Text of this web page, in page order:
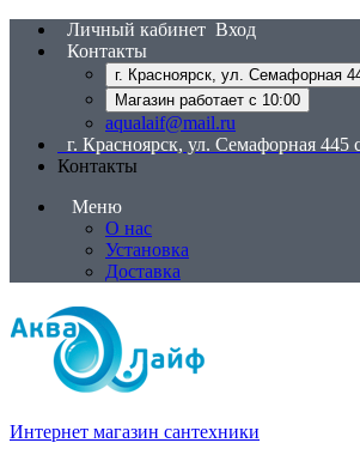
Личный кабинет Вход
Контакты
г. Красноярск, ул. Семафорная
Магазин работает с 10:00
aqualaif@mail.ru
г. Красноярск, ул. Семафорная 445
Контакты
Меню
О нас
Установка
Доставка
Интернет магазин сантехники